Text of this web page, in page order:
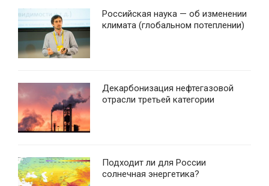
Российская наука — об изменении
климата (глобальном потеплении)
Декарбонизация нефтегазовой
отрасли третьей категории
Подходит ли для России
солнечная энергетика?